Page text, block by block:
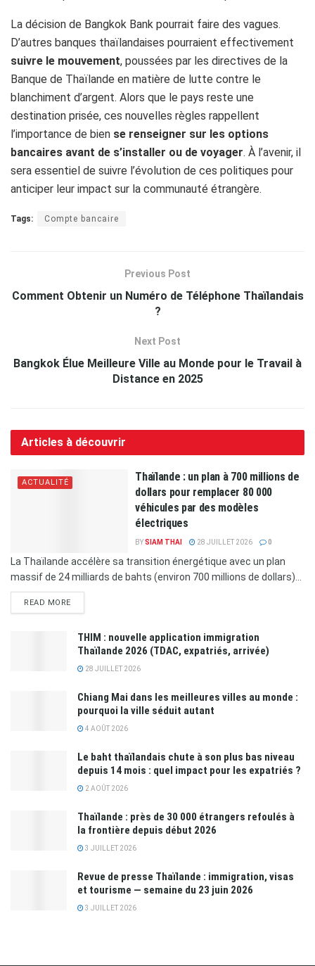
La décision de Bangkok Bank pourrait faire des vagues.
D’autres banques thaïlandaises pourraient effectivement
suivre le mouvement, poussées par les directives de la
Banque de Thaïlande en matière de lutte contre le
blanchiment d’argent. Alors que le pays reste une
destination prisée, ces nouvelles règles rappellent
l’importance de bien se renseigner sur les options
bancaires avant de s’installer ou de voyager. À l’avenir, il
sera essentiel de suivre l’évolution de ces politiques pour
anticiper leur impact sur la communauté étrangère.
Tags: Compte bancaire
Previous Post
Comment Obtenir un Numéro de Téléphone Thaïlandais
?
Next Post
Bangkok Élue Meilleure Ville au Monde pour le Travail à
Distance en 2025
Articles à découvrir
ACTUALITÉ
Thaïlande : un plan à 700 millions de
dollars pour remplacer 80 000
véhicules par des modèles
électriques
BYSIAM THAI 28 JUILLET 2026 0
La Thaïlande accélère sa transition énergétique avec un plan
massif de 24 milliards de bahts (environ 700 millions de dollars)...
READ MORE
THIM : nouvelle application immigration
Thaïlande 2026 (TDAC, expatriés, arrivée)
28 JUILLET 2026
Chiang Mai dans les meilleures villes au monde :
pourquoi la ville séduit autant
4 AOÛT 2026
Le baht thaïlandais chute à son plus bas niveau
depuis 14 mois : quel impact pour les expatriés ?
2 AOÛT 2026
Thaïlande : près de 30 000 étrangers refoulés à
la frontière depuis début 2026
3 JUILLET 2026
Revue de presse Thaïlande : immigration, visas
et tourisme — semaine du 23 juin 2026
3 JUILLET 2026